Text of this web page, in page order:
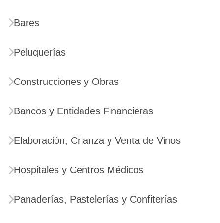
Bares
Peluquerías
Construcciones y Obras
Bancos y Entidades Financieras
Elaboración, Crianza y Venta de Vinos
Hospitales y Centros Médicos
Panaderías, Pastelerías y Confiterías